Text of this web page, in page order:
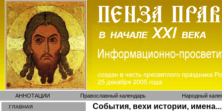
АННОТАЦИИ Православный календарь Народный
ГЛАВНАЯ
События, вехи истории, имена...